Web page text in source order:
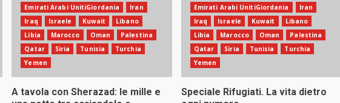
Emirati Arabi UnitiGiordania
Iran
Iraq
Israele Kuwait
Libano
Libia
Marocco Oman
Palestina
Qatar
Siria Tunisia
Turchia
Yemen
A tavola con Sherazad: le mille e
Emirati Arabi UnitiGiordania
Iran
Iraq
Israele Kuwait
Libano
Libia
Marocco Oman
Palestina
Qatar
Siria Tunisia
Turchia
Yemen
Speciale Rifugiati. La vita dietro